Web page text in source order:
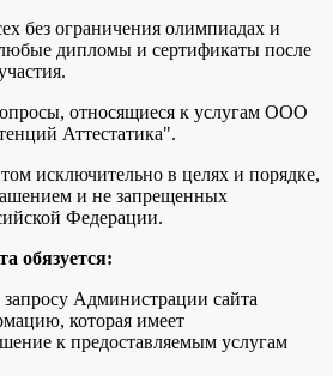
без ограничения олимпиадах и
дипломы и сертификаты после
относящиеся к услугам ООО
Аттестатика".
исключительно в целях и порядке,
и не запрещенных
Федерации.
обязуется:
Администрации сайта
которая имеет
к предоставляемым услугам